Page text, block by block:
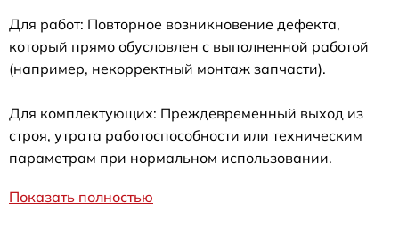
Для работ: Повторное возникновение дефекта,
который прямо обусловлен с выполненной работой
(например, некорректный монтаж запчасти).
Для комплектующих: Преждевременный выход из
строя, утрата работоспособности или техническим
параметрам при нормальном использовании.
Показать полностью